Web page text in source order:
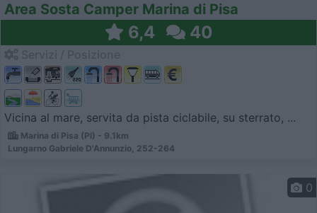
Area Sosta Camper Marina di Pisa
6,4 40
Vicina al mare, servita da pista ciclabile, su sterrato, ...
Marina di Pisa (PI) - 9.1km
Lungarno Gabriele D'Annunzio, 252-264
0